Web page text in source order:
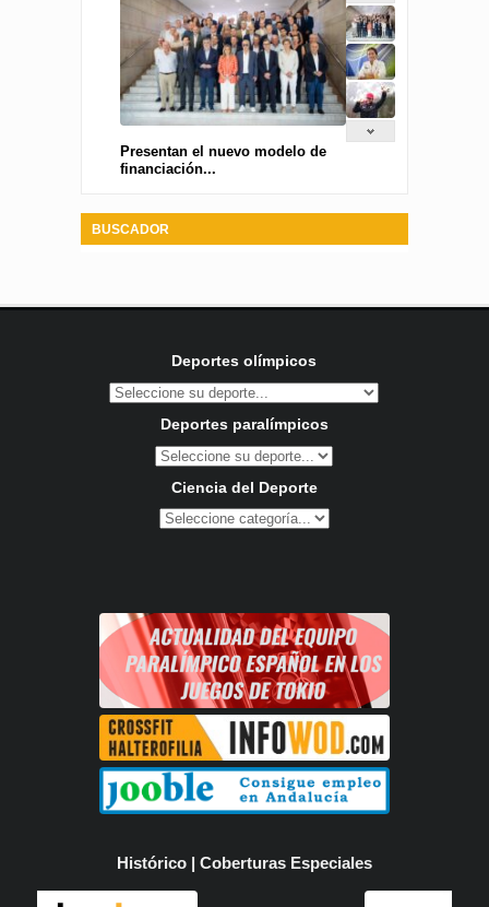
Presentan el nuevo modelo de
financiación...
BUSCADOR
Deportes olímpicos
Deportes paralímpicos
Ciencia del Deporte
Histórico | Coberturas Especiales